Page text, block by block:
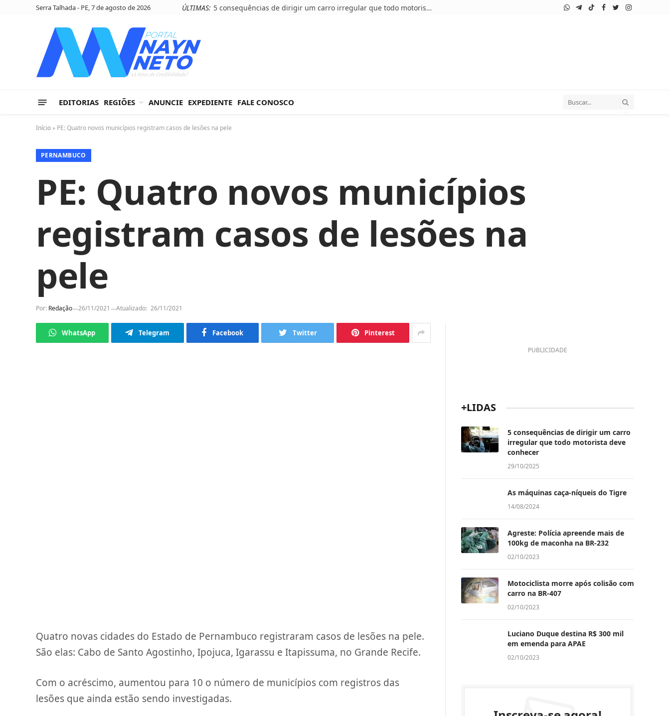
Serra Talhada - PE, 7 de agosto de 2026 ÚLTIMAS: 5 consequências de dirigir um carro irregular que todo motorista deve conhecer WhatsApp
Telegram
TikTokFacebook
TwitterInstagram
EDITORIAS REGIÕES ANUNCIE EXPEDIENTE FALE CONOSCO
Início » PE: Quatro novos municípios registram casos de lesões na pele
PERNAMBUCO
PE: Quatro novos municípios
registram casos de lesões na
pele
Por: Redação 26/11/2021 Atualizado: 26/11/2021
WhatsApp Telegram Facebook Twitter Pinterest
Quatro novas cidades do Estado de Pernambuco registraram casos de lesões na pele.
São elas: Cabo de Santo Agostinho, Ipojuca, Igarassu e Itapissuma, no Grande Recife.
Com o acréscimo, aumentou para 10 o número de municípios com registros das
lesões que ainda estão sendo investigadas.
PUBLICIDADE
+LIDAS
5 consequências de dirigir um carro
irregular que todo motorista deve
conhecer
29/10/2025
As máquinas caça-níqueis do Tigre
14/08/2024
Agreste: Polícia apreende mais de
100kg de maconha na BR-232
02/10/2023
Motociclista morre após colisão com
carro na BR-407
02/10/2023
Luciano Duque destina R$ 300 mil
em emenda para APAE
02/10/2023